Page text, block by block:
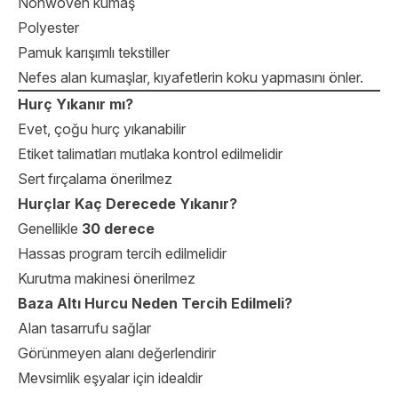
Polyester
Pamuk karışımlı tekstiller
Nefes alan kumaşlar, kıyafetlerin koku yapmasını önler.
Hurç Yıkanır mı?
Evet, çoğu hurç yıkanabilir
Etiket talimatları mutlaka kontrol edilmelidir
Sert fırçalama önerilmez
Hurçlar Kaç Derecede Yıkanır?
Genellikle 30 derece
Hassas program tercih edilmelidir
Kurutma makinesi önerilmez
Baza Altı Hurcu Neden Tercih Edilmeli?
Alan tasarrufu sağlar
Görünmeyen alanı değerlendirir
Mevsimlik eşyalar için idealdir